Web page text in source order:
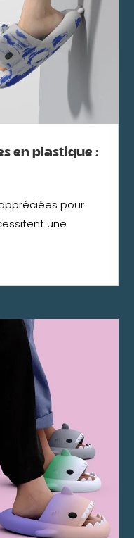
en plastique :
pour
une